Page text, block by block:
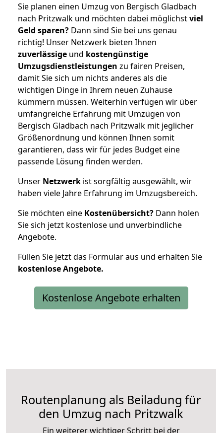
Sie planen einen Umzug von Bergisch Gladbach
nach Pritzwalk und möchten dabei möglichstviel
Geld sparen? Dann sind Sie bei uns genau
richtig! Unser Netzwerk bieten Ihnen
zuverlässige und kostengünstige
Umzugsdienstleistungen zu fairen Preisen,
damit Sie sich um nichts anderes als die
wichtigen Dinge in Ihrem neuen Zuhause
kümmern müssen. Weiterhin verfügen wir über
umfangreiche Erfahrung mit Umzügen von
Bergisch Gladbach nach Pritzwalk mit jeglicher
Größenordnung und können Ihnen somit
garantieren, dass wir für jedes Budget eine
passende Lösung finden werden.
Unser Netzwerk ist sorgfältig ausgewählt, wir
haben viele Jahre Erfahrung im Umzugsbereich.
Sie möchten eine Kostenübersicht? Dann holen
Sie sich jetzt kostenlose und unverbindliche
Angebote.
Füllen Sie jetzt das Formular aus und erhalten Sie
kostenloseAngebote.
Kostenlose Angebote erhalten
Routenplanung als Beiladung für
den Umzug nach Pritzwalk
Ein weiterer wichtiger Schritt bei der